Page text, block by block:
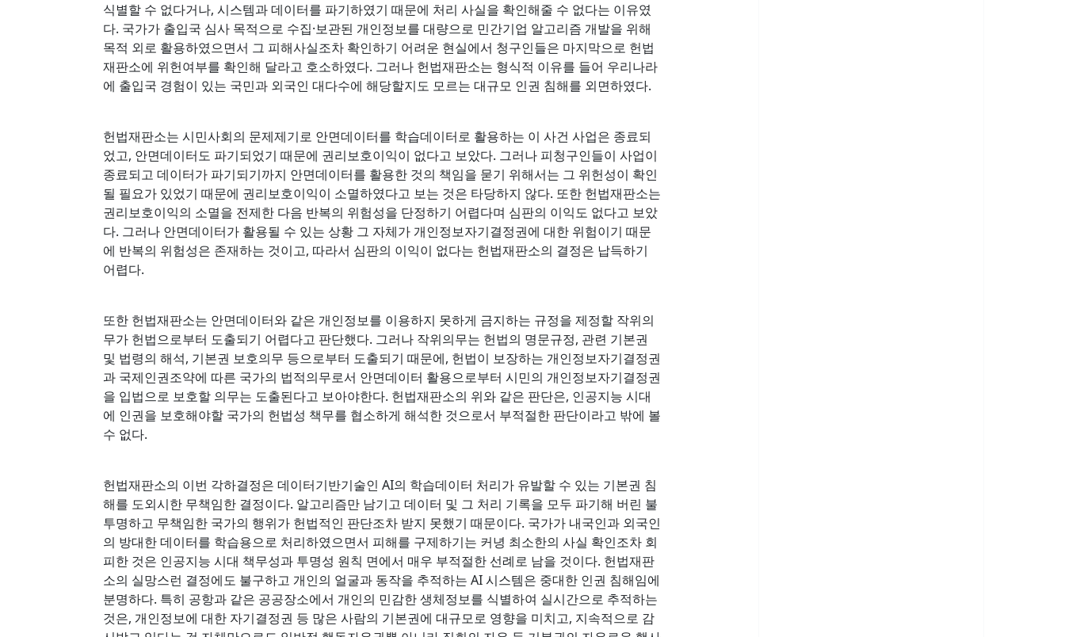
식별할 수 없다거나, 시스템과 데이터를 파기하였기 때문에 처리 사실을 확인해줄 수 없다는 이유였
다. 국가가 출입국 심사 목적으로 수집·보관된 개인정보를 대량으로 민간기업 알고리즘 개발을 위해
목적 외로 활용하였으면서 그 피해사실조차 확인하기 어려운 현실에서 청구인들은 마지막으로 헌법
재판소에 위헌여부를 확인해 달라고 호소하였다. 그러나 헌법재판소는 형식적 이유를 들어 우리나라
에 출입국 경험이 있는 국민과 외국인 대다수에 해당할지도 모르는 대규모 인권 침해를 외면하였다.
헌법재판소는 시민사회의 문제제기로 안면데이터를 학습데이터로 활용하는 이 사건 사업은 종료되
었고, 안면데이터도 파기되었기 때문에 권리보호이익이 없다고 보았다. 그러나 피청구인들이 사업이
종료되고 데이터가 파기되기까지 안면데이터를 활용한 것의 책임을 묻기 위해서는 그 위헌성이 확인
될 필요가 있었기 때문에 권리보호이익이 소멸하였다고 보는 것은 타당하지 않다. 또한 헌법재판소는
권리보호이익의 소멸을 전제한 다음 반복의 위험성을 단정하기 어렵다며 심판의 이익도 없다고 보았
다. 그러나 안면데이터가 활용될 수 있는 상황 그 자체가 개인정보자기결정권에 대한 위험이기 때문
에 반복의 위험성은 존재하는 것이고, 따라서 심판의 이익이 없다는 헌법재판소의 결정은 납득하기
어렵다.
또한 헌법재판소는 안면데이터와 같은 개인정보를 이용하지 못하게 금지하는 규정을 제정할 작위의
무가 헌법으로부터 도출되기 어렵다고 판단했다. 그러나 작위의무는 헌법의 명문규정, 관련 기본권
및 법령의 해석, 기본권 보호의무 등으로부터 도출되기 때문에, 헌법이 보장하는 개인정보자기결정권
과 국제인권조약에 따른 국가의 법적의무로서 안면데이터 활용으로부터 시민의 개인정보자기결정권
을 입법으로 보호할 의무는 도출된다고 보아야한다. 헌법재판소의 위와 같은 판단은, 인공지능 시대
에 인권을 보호해야할 국가의 헌법성 책무를 협소하게 해석한 것으로서 부적절한 판단이라고 밖에 볼
수 없다.
헌법재판소의 이번 각하결정은 데이터기반기술인 AI의 학습데이터 처리가 유발할 수 있는 기본권 침
해를 도외시한 무책임한 결정이다. 알고리즘만 남기고 데이터 및 그 처리 기록을 모두 파기해 버린 불
투명하고 무책임한 국가의 행위가 헌법적인 판단조차 받지 못했기 때문이다. 국가가 내국인과 외국인
의 방대한 데이터를 학습용으로 처리하였으면서 피해를 구제하기는 커녕 최소한의 사실 확인조차 회
피한 것은 인공지능 시대 책무성과 투명성 원칙 면에서 매우 부적절한 선례로 남을 것이다. 헌법재판
소의 실망스런 결정에도 불구하고 개인의 얼굴과 동작을 추적하는 AI 시스템은 중대한 인권 침해임에
분명하다. 특히 공항과 같은 공공장소에서 개인의 민감한 생체정보를 식별하여 실시간으로 추적하는
것은, 개인정보에 대한 자기결정권 등 많은 사람의 기본권에 대규모로 영향을 미치고, 지속적으로 감